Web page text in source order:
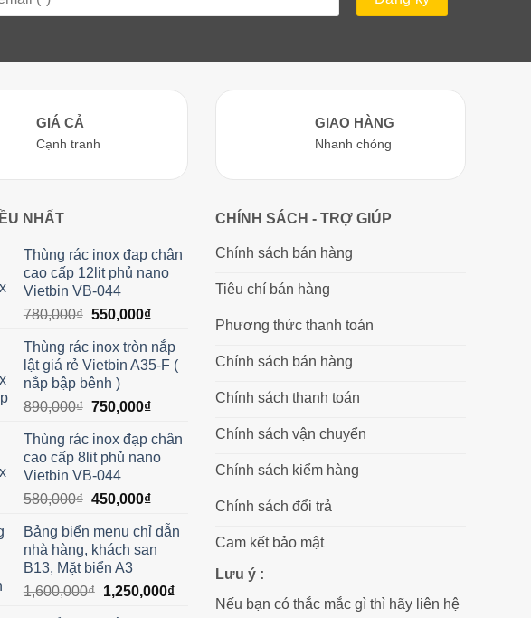
GIÁ CẢ
Cạnh tranh
GIAO HÀNG
Nhanh chóng
NHẤT
Thùng rác inox đạp chân
cao cấp 12lit phủ nano
Vietbin VB-044
780,000₫ Giá
là:
780,000₫.
550,000₫Giá
tại
là:
Thùng rác inox tròn nắp
lật giá rẻ Vietbin A35-F (
nắp bập bênh )
890,000₫ Giá
là:
890,000₫.
750,000₫Giá
tại
là:
Thùng rác inox đạp chân
cao cấp 8lit phủ nano
Vietbin VB-044
580,000₫ Giá
là:
580,000₫.
450,000₫Giá
tại
là:
Bảng biển menu chỉ dẫn
nhà hàng, khách sạn
B13, Mặt biển A3
1,600,000₫
Giá
1,250,000₫Giá
CHÍNH SÁCH - TRỢ GIÚP
Chính sách bán hàng
Tiêu chí bán hàng
Phương thức thanh toán
Chính sách bán hàng
Chính sách thanh toán
Chính sách vận chuyển
Chính sách kiểm hàng
Chính sách đổi trả
Cam kết bảo mật
Lưu ý :
Nếu bạn có thắc mắc gì thì hãy liên hệ